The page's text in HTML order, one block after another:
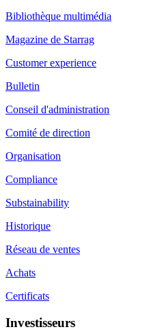
Bibliothèque multimédia
Magazine de Starrag
Customer experience
Bulletin
Conseil d'administration
Comité de direction
Organisation
Compliance
Substainability
Historique
Réseau de ventes
Achats
Certificats
Investisseurs